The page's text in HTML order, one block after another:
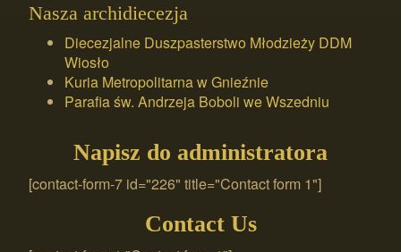
Nasza archidiecezja
Diecezjalne Duszpasterstwo Młodzieży DDM
Wiosło
Kuria Metropolitarna w Gnieźnie
Parafia św. Andrzeja Boboli we Wszedniu
Napisz do administratora
[contact-form-7 id="226" title="Contact form 1"]
Contact Us